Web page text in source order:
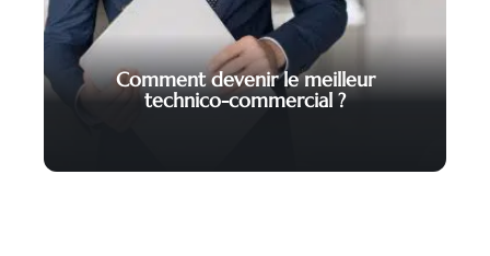
Comment devenir le meilleur
technico-commercial ?